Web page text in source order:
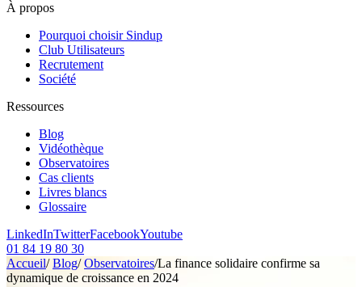
À propos
Pourquoi choisir Sindup
Club Utilisateurs
Recrutement
Société
Ressources
Blog
Vidéothèque
Observatoires
Cas clients
Livres blancs
Glossaire
LinkedInTwitterFacebookYoutube
01 84 19 80 30
Accueil/ Blog/ Observatoires/La finance solidaire confirme sa
dynamique de croissance en 2024